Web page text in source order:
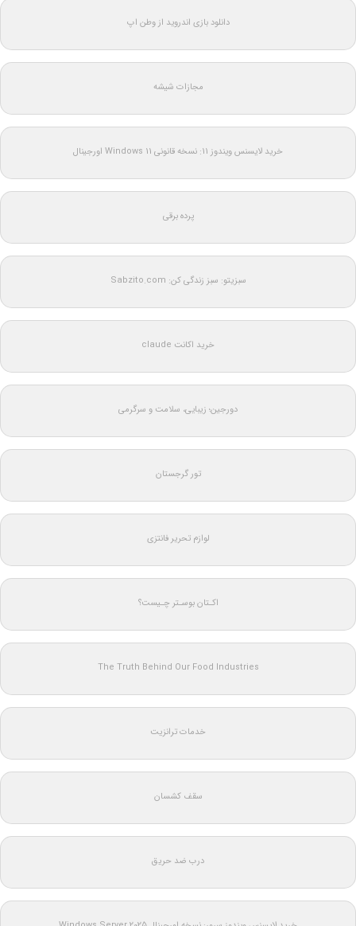
دانلود بازی اندروید از وطن اپ
مجازات شیشه
خرید لایسنس ویندوز 11: نسخه قانونی Windows 11 اورجینال
پرده برقی
سبزیتو: سبز زندگی کن: Sabzito.com
خرید اکانت claude
دورجین؛ زیبایی، سلامت و سرگرمی
تور گرجستان
لوازم تحریر فانتزی
اکـتان بوسـتر چـیست؟
The Truth Behind Our Food Industries
خدمات ترانزیت
سقف کشسان
درب ضد حریق